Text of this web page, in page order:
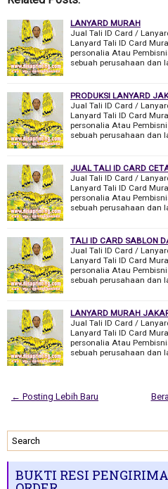
LANYARD MURAH
Jual Tali ID Card /
Lanyard Tali ID Card
personalia Atau
sebuah perusahaan dan
PRODUKSI LANYARD
Jual Tali ID Card /
Lanyard Tali ID Card
personalia Atau
sebuah perusahaan dan
JUAL TALI ID CARD
Jual Tali ID Card /
Lanyard Tali ID Card
personalia Atau
sebuah perusahaan dan
TALI ID CARD SABLON
Jual Tali ID Card /
Lanyard Tali ID Card
personalia Atau
sebuah perusahaan dan
LANYARD MURAH
Jual Tali ID Card /
Lanyard Tali ID Card
personalia Atau
sebuah perusahaan dan
← Posting Lebih Baru
BUKTI RESI